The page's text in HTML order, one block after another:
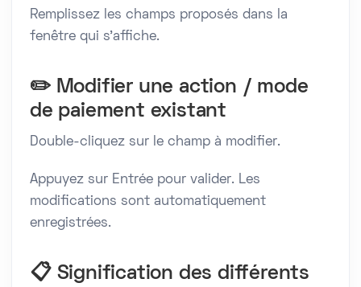
Remplissez les champs proposés dans la
fenêtre qui s’affiche.
✏️ Modifier une action / mode
de paiement existant
Double-cliquez sur le champ à modifier.
Appuyez sur Entrée pour valider. Les
modifications sont automatiquement
enregistrées.
📋 Signification des différents